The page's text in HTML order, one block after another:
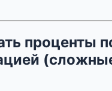
проценты